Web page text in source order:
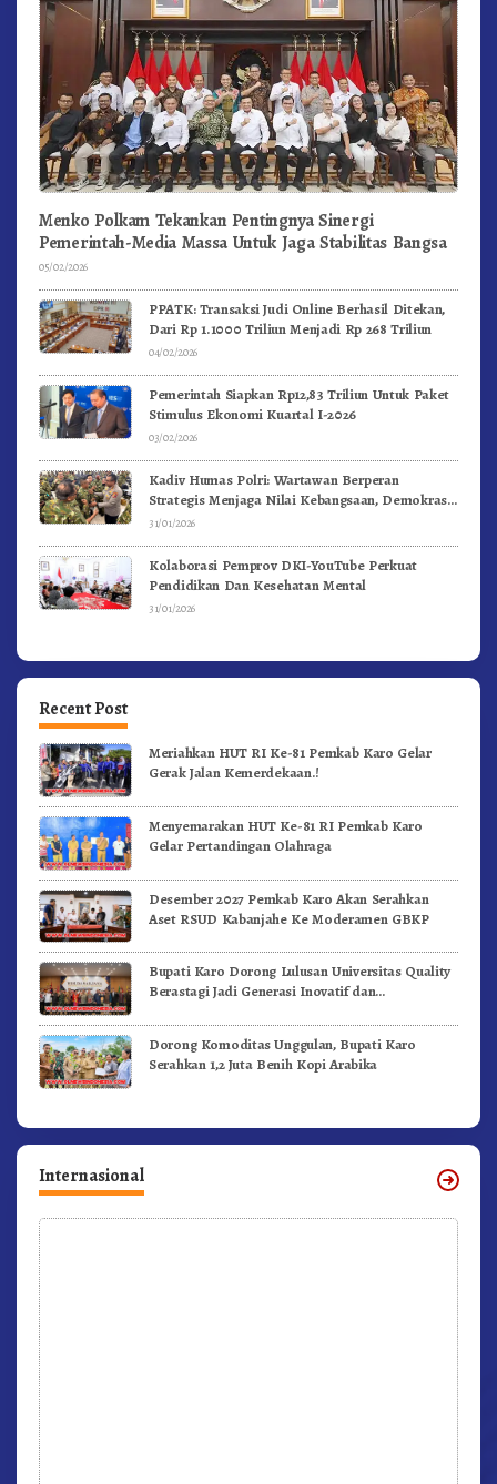
Menko Polkam Tekankan Pentingnya Sinergi
Pemerintah-Media Massa Untuk Jaga Stabilitas Bangsa
05/02/2026
PPATK: Transaksi Judi Online Berhasil Ditekan,
Dari Rp 1.1000 Triliun Menjadi Rp 268 Triliun
04/02/2026
Pemerintah Siapkan Rp12,83 Triliun Untuk Paket
Stimulus Ekonomi Kuartal I-2026
03/02/2026
Kadiv Humas Polri: Wartawan Berperan
Strategis Menjaga Nilai Kebangsaan, Demokrasi,
dan NKRI
31/01/2026
Kolaborasi Pemprov DKI-YouTube Perkuat
Pendidikan Dan Kesehatan Mental
31/01/2026
Recent Post
Meriahkan HUT RI Ke-81 Pemkab Karo Gelar
Gerak Jalan Kemerdekaan.!
Menyemarakan HUT Ke-81 RI Pemkab Karo
Gelar Pertandingan Olahraga
Desember 2027 Pemkab Karo Akan Serahkan
Aset RSUD Kabanjahe Ke Moderamen GBKP
Bupati Karo Dorong Lulusan Universitas Quality
Berastagi Jadi Generasi Inovatif dan
Dorong Komoditas Unggulan, Bupati Karo
Serahkan 1,2 Juta Benih Kopi Arabika
Internasional